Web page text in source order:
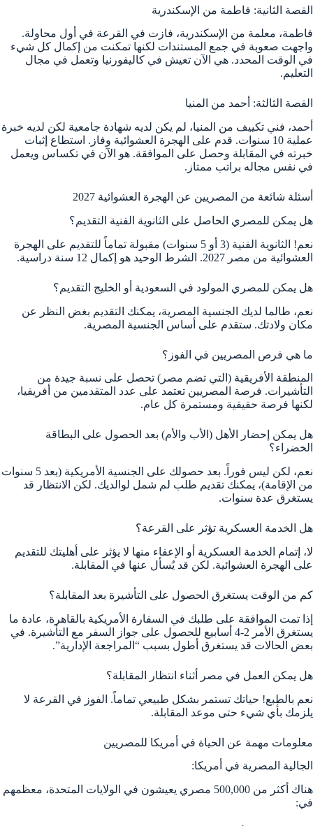
القصة الثانية: فاطمة من الإسكندرية
فاطمة، معلمة من الإسكندرية، فازت في القرعة في أول محاولة.
واجهت صعوبة في جمع المستندات لكنها تمكنت من إكمال كل شيء
في الوقت المحدد. هي الآن تعيش في كاليفورنيا وتعمل في مجال
التعليم.
القصة الثالثة: أحمد من المنيا
أحمد، فني تكييف من المنيا، لم يكن لديه شهادة جامعية لكن لديه خبرة
عملية 10 سنوات. قدم على الهجرة العشوائية وفاز. استطاع إثبات
خبرته في المقابلة وحصل على الموافقة. هو الآن في تكساس ويعمل
في نفس مجاله براتب ممتاز.
أسئلة شائعة من المصريين عن الهجرة العشوائية 2027
هل يمكن للمصري الحاصل على الثانوية الفنية التقديم؟
نعم! الثانوية الفنية (3 أو 5 سنوات) مقبولة تماماً للتقديم على الهجرة
العشوائية من مصر 2027. الشرط الوحيد هو إكمال 12 سنة دراسية.
هل يمكن للمصري المولود في السعودية أو الخليج التقديم؟
نعم، طالما لديك الجنسية المصرية، يمكنك التقديم بغض النظر عن
مكان ولادتك. ستقدم على أساس الجنسية المصرية.
ما هي فرص المصريين في الفوز؟
المنطقة الأفريقية (التي تضم مصر) تحصل على نسبة جيدة من
التأشيرات. فرصة المصريين تعتمد على عدد المتقدمين من أفريقيا،
لكنها فرصة حقيقية ومستمرة كل عام.
هل يمكن إحضار الأهل (الأب والأم) بعد الحصول على البطاقة
الخضراء؟
نعم، لكن ليس فوراً. بعد حصولك على الجنسية الأمريكية (بعد 5 سنوات
من الإقامة)، يمكنك تقديم طلب لم شمل لوالديك. لكن الانتظار قد
يستغرق عدة سنوات.
هل الخدمة العسكرية تؤثر على القرعة؟
لا، إتمام الخدمة العسكرية أو الإعفاء منها لا يؤثر على أهليتك للتقديم
على الهجرة العشوائية. لكن قد يُسأل عنها في المقابلة.
كم من الوقت يستغرق الحصول على التأشيرة بعد المقابلة؟
إذا تمت الموافقة على طلبك في السفارة الأمريكية بالقاهرة، عادة ما
يستغرق الأمر 2-4 أسابيع للحصول على جواز السفر مع التأشيرة. في
بعض الحالات قد يستغرق أطول بسبب “المراجعة الإدارية”.
هل يمكن العمل في مصر أثناء انتظار المقابلة؟
نعم بالطبع! حياتك تستمر بشكل طبيعي تماماً. الفوز في القرعة لا
يلزمك بأي شيء حتى موعد المقابلة.
معلومات مهمة عن الحياة في أمريكا للمصريين
الجالية المصرية في أمريكا:
هناك أكثر من 500,000 مصري يعيشون في الولايات المتحدة، معظمهم
في: